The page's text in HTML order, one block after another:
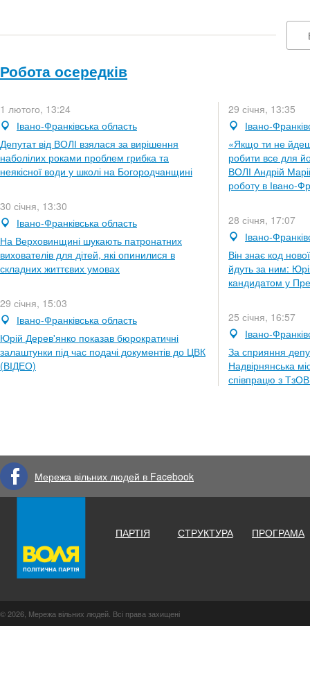
Робота осередків
1 лютого, 13:24
Івано-Франківська область
Депутат від ВОЛІ взялася за вирішення
наболілих роками проблем грибка та
неякісної води у школі на Богородчанщині
30 січня, 13:30
Івано-Франківська область
На Верховинщині шукають патронатних
вихователів для дітей, які опинилися в
складних життєвих умовах
29 січня, 15:03
Івано-Франківська область
Юрій Дерев'янко показав бюрократичні
залаштунки під час подачі документів до ЦВК
(ВІДЕО)
29 січня, 13:35
Івано-
«Якщо ти не
робити все для
ВОЛІ Андрій
роботу в Івано-
28 січня, 17:07
Івано-
Він знає код
йдуть за ним:
кандидатом у
25 січня, 16:57
Івано-
За сприяння
Надвірнянська
співпрацю з
Мережа вільних людей в Facebook
ПАРТІЯ СТРУКТУРА ПРОГРАМА
© 2026, Мережа вільних людей. Всі права захищені